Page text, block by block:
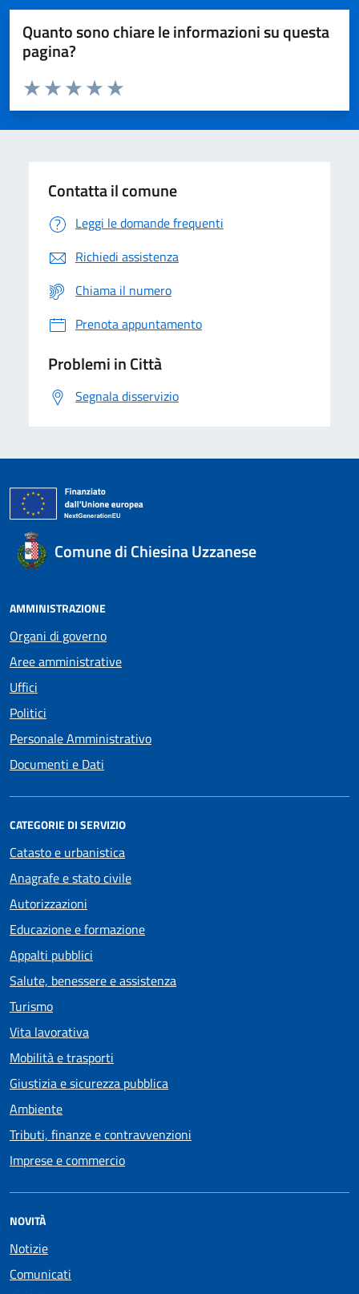
Quanto sono chiare le informazioni su questa
pagina?
Domanda
Valuta da 1 a 5 stelle la pagina
Valuta 5 stelle su 5
Valuta 4 stelle su 5
Valuta 3 stelle su 5
Valuta 2 stelle su 5
Valuta 1 stelle su 5
Contatta il comune
Leggi le domande frequenti
Richiedi assistenza
Chiama il numero
Prenota appuntamento
Problemi in Città
Segnala disservizio
Comune di Chiesina Uzzanese
AMMINISTRAZIONE
Organi di governo
Aree amministrative
Uffici
Politici
Personale Amministrativo
Documenti e Dati
CATEGORIE DI SERVIZIO
Catasto e urbanistica
Anagrafe e stato civile
Autorizzazioni
Educazione e formazione
Appalti pubblici
Salute, benessere e assistenza
Turismo
Vita lavorativa
Mobilità e trasporti
Giustizia e sicurezza pubblica
Ambiente
Tributi, finanze e contravvenzioni
Imprese e commercio
NOVITÀ
Notizie
Comunicati